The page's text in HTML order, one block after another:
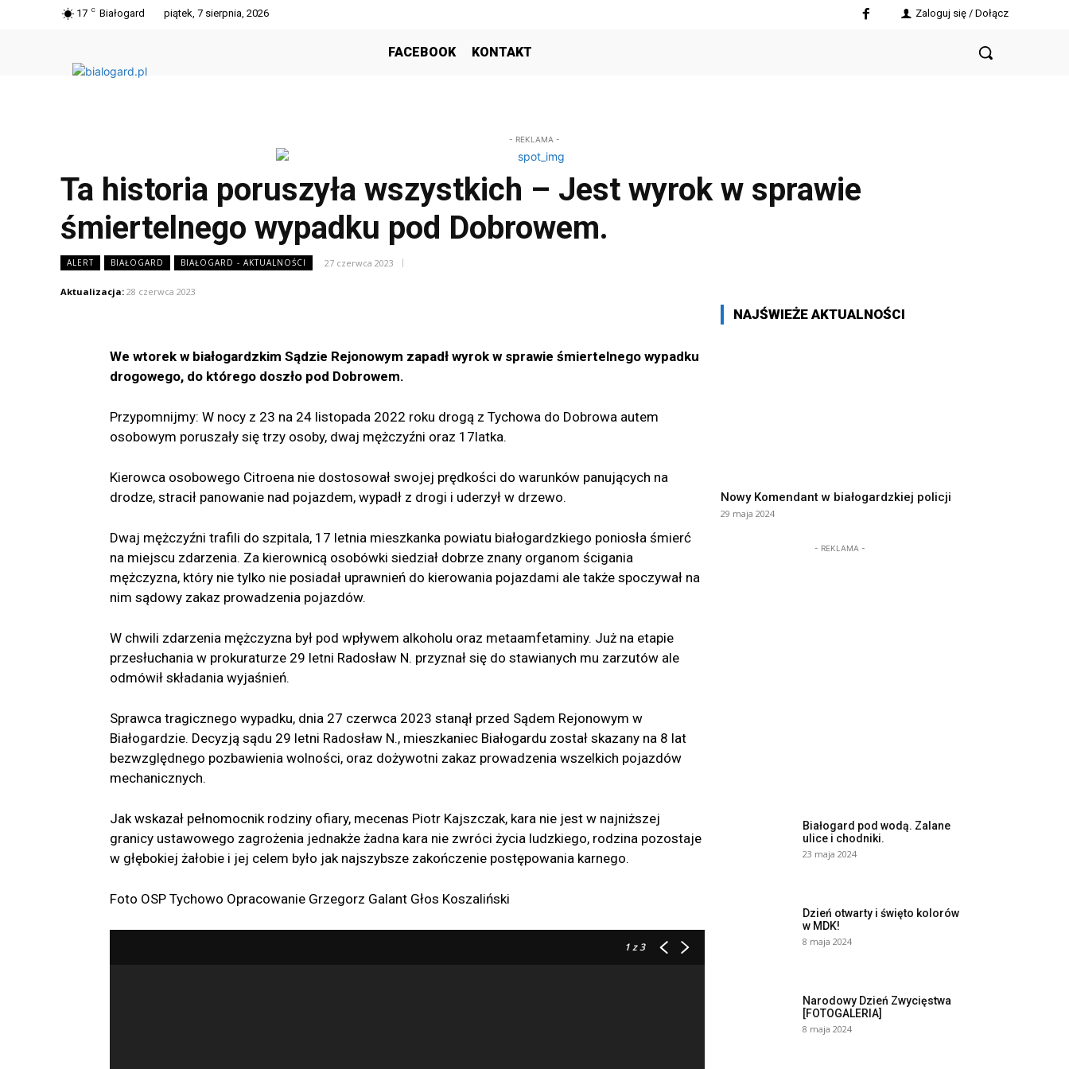
17 C Białogard piątek, 7 sierpnia, 2026 Zaloguj się / Dołącz
FACEBOOK KONTAKT
- REKLAMA -
Ta historia poruszyła wszystkich – Jest wyrok w sprawie
śmiertelnego wypadku pod Dobrowem.
ALERT BIAŁOGARD BIAŁOGARD - AKTUALNOŚCI 27 czerwca 2023
Aktualizacja: 28 czerwca 2023
We wtorek w białogardzkim Sądzie Rejonowym zapadł wyrok w sprawie śmiertelnego wypadku
drogowego, do którego doszło pod Dobrowem.
Przypomnijmy: W nocy z 23 na 24 listopada 2022 roku drogą z Tychowa do Dobrowa autem
osobowym poruszały się trzy osoby, dwaj mężczyźni oraz 17latka.
Kierowca osobowego Citroena nie dostosował swojej prędkości do warunków panujących na
drodze, stracił panowanie nad pojazdem, wypadł z drogi i uderzył w drzewo.
Dwaj mężczyźni trafili do szpitala, 17 letnia mieszkanka powiatu białogardzkiego poniosła śmierć
na miejscu zdarzenia. Za kierownicą osobówki siedział dobrze znany organom ścigania
mężczyzna, który nie tylko nie posiadał uprawnień do kierowania pojazdami ale także spoczywał na
nim sądowy zakaz prowadzenia pojazdów.
W chwili zdarzenia mężczyzna był pod wpływem alkoholu oraz metaamfetaminy. Już na etapie
przesłuchania w prokuraturze 29 letni Radosław N. przyznał się do stawianych mu zarzutów ale
odmówił składania wyjaśnień.
Sprawca tragicznego wypadku, dnia 27 czerwca 2023 stanął przed Sądem Rejonowym w
Białogardzie. Decyzją sądu 29 letni Radosław N., mieszkaniec Białogardu został skazany na 8 lat
bezwzględnego pozbawienia wolności, oraz dożywotni zakaz prowadzenia wszelkich pojazdów
mechanicznych.
Jak wskazał pełnomocnik rodziny ofiary, mecenas Piotr Kajszczak, kara nie jest w najniższej
granicy ustawowego zagrożenia jednakże żadna kara nie zwróci życia ludzkiego, rodzina pozostaje
w głębokiej żałobie i jej celem było jak najszybsze zakończenie postępowania karnego.
Foto OSP Tychowo Opracowanie Grzegorz Galant Głos Koszaliński
1z 3
NAJŚWIEŻE AKTUALNOŚCI
Nowy Komendant w białogardzkiej policji
29 maja 2024
- REKLAMA -
Białogard pod wodą. Zalane
ulice i chodniki.
23 maja 2024
Dzień otwarty i święto kolorów
w MDK!
8 maja 2024
Narodowy Dzień Zwycięstwa
[FOTOGALERIA]
8 maja 2024